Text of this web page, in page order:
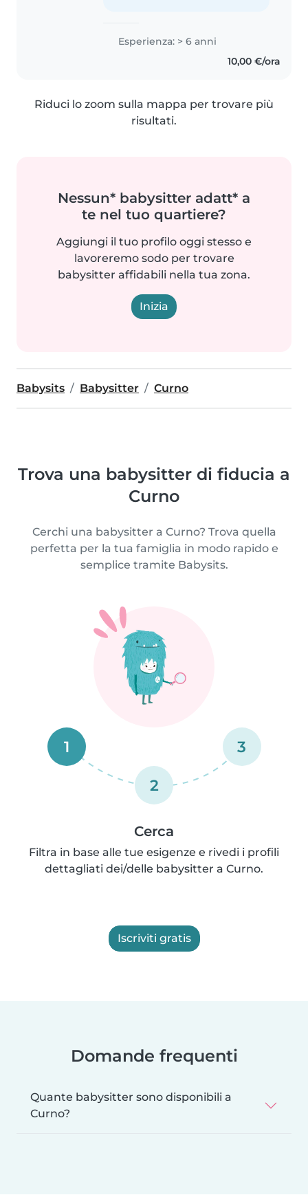
Esperienza: > 6 anni
10,00 €/ora
Riduci lo zoom sulla mappa per trovare più
risultati.
Nessun* babysitter adatt* a
te nel tuo quartiere?
Aggiungi il tuo profilo oggi stesso e
lavoreremo sodo per trovare
babysitter affidabili nella tua zona.
Inizia
Babysits Babysitter Curno
Trova una babysitter di fiducia a
Curno
Cerchi una babysitter a Curno? Trova quella
perfetta per la tua famiglia in modo rapido e
semplice tramite Babysits.
1
2
3
Cerca
Filtra in base alle tue esigenze e rivedi i profili
dettagliati dei/delle babysitter a Curno.
Iscriviti gratis
Domande frequenti
Quante babysitter sono disponibili a
Curno?